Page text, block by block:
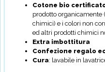
Cotone bio
prodotto organicamente
chimici) e i colori non
ed altri prodotti chimici
Extra imbottitura
Confezione regalo
Cura: lavabile in